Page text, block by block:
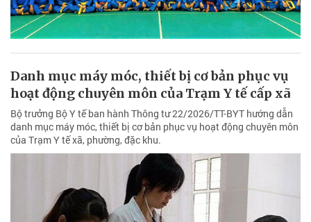
Danh mục máy móc, thiết bị cơ bản phục vụ
hoạt động chuyên môn của Trạm Y tế cấp xã
Bộ trưởng Bộ Y tế ban hành Thông tư 22/2026/TT-BYT hướng dẫn
danh mục máy móc, thiết bị cơ bản phục vụ hoạt động chuyên môn
của Trạm Y tế xã, phường, đặc khu.